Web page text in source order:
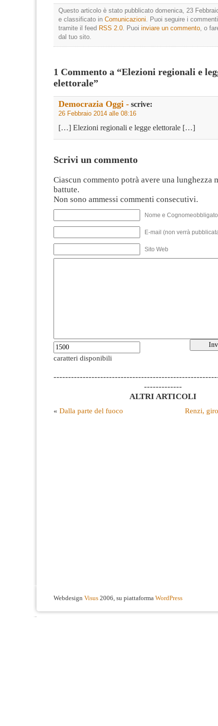
Questo articolo è stato pubblicato domenica, 23
e classificato in Comunicazioni . Puoi seguire i
tramite il feed RSS 2.0 . Puoi inviare un commento , o
dal tuo sito.
1 Commento a “Elezioni regionali e
elettorale”
Democrazia Oggi - scrive:
26 Febbraio 2014 alle 08:16
[…] Elezioni regionali e legge elettorale […]
Scrivi un commento
Ciascun commento potrà avere una lunghezza
battute.
Non sono ammessi commenti consecutivi.
Nome e
E-mail (non verrà
Sito Web
caratteri disponibili
-------------
ALTRI ARTICOLI
« Dalla parte del fuoco Renzi,
Webdesign Visus 2006, su piattaforma WordPress